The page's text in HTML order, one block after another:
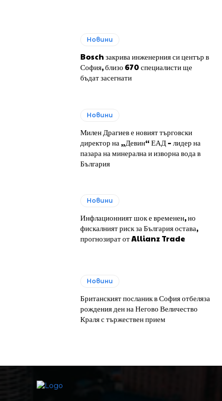
Новини
Bosch закрива инженерния си център в
София, близо 670 специалисти ще
бъдат засегнати
Новини
Милен Драгиев е новият търговски
директор на „Девин“ ЕАД – лидер на
пазара на минерална и изворна вода в
България
Новини
Инфлационният шок е временен, но
фискалният риск за България остава,
прогнозират от Allianz Trade
Новини
Британският посланик в София отбеляза
рождения ден на Негово Величество
Краля с тържествен прием